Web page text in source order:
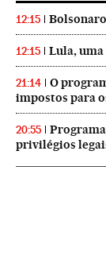
12:15
12:15 Lula,
21:14
O
impostos para
20:55
privilégios